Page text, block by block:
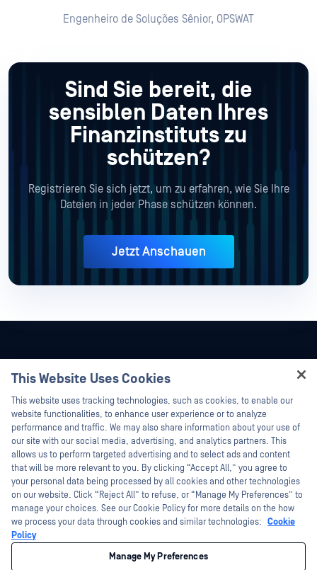
Engenheiro de Soluções Sênior, OPSWAT
Sind Sie bereit, die
sensiblen Daten Ihres
Finanzinstituts zu
schützen?
Registrieren Sie sich jetzt, um zu erfahren, wie Sie Ihre
Dateien in jeder Phase schützen können.
Jetzt Anschauen
©2026 OPSWAT . Alle Rechte vorbehalten. OPSWAT, MetaDefender, Metascan,
MetaAccess, das OPSWAT , Trust no File. Trust No Device., OPSWAT , Protecting the
World's Critical Infrastructure, Deep CDR™ Technology, InQuest, das InQuest-Logo,
DFI, RetroHunt, Deep File Inspection und Join the Hunt sind Marken von OPSWAT .
Marken von Drittanbietern sind Eigentum ihrer jeweiligen Inhaber.
Datenschutz
Ihre Entscheidungen zum Datenschutz in
This Website Uses Cookies
This website uses tracking technologies, such as cookies, to enable our
website functionalities, to enhance user experience or to analyze
performance and traffic. We may also share information about your use of
our site with our social media, advertising, and analytics partners. This
allows us to perform targeted advertising and to select ads and content
that will be more relevant to you. By clicking “Accept All,” you agree to
your personal data being processed by all cookies and other technologies
on our website. Click “Reject All” to refuse, or “Manage My Preferences” to
manage your choices. See our Cookie Policy for more details on the how
we process your data through cookies and similar technologies: Cookie
Policy
Manage My Preferences
Hey there!
I'm Ozzy, your OPSWAT virtual assistant.
How can I help you secure what's critical
today?